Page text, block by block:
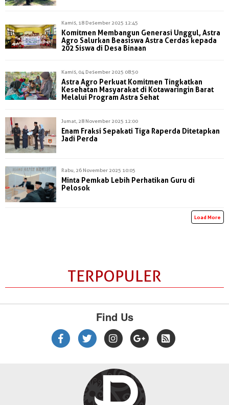
Kamis, 18 Desember 2025 12:45
Komitmen Membangun Generasi Unggul, Astra
Agro Salurkan Beasiswa Astra Cerdas kepada
202 Siswa di Desa Binaan
Kamis, 04 Desember 2025 08:50
Astra Agro Perkuat Komitmen Tingkatkan
Kesehatan Masyarakat di Kotawaringin Barat
Melalui Program Astra Sehat
Jumat, 28 November 2025 12:00
Enam Fraksi Sepakati Tiga Raperda Ditetapkan
Jadi Perda
Rabu, 26 November 2025 10:05
Minta Pemkab Lebih Perhatikan Guru di
Pelosok
Load More
TERPOPULER
Find Us